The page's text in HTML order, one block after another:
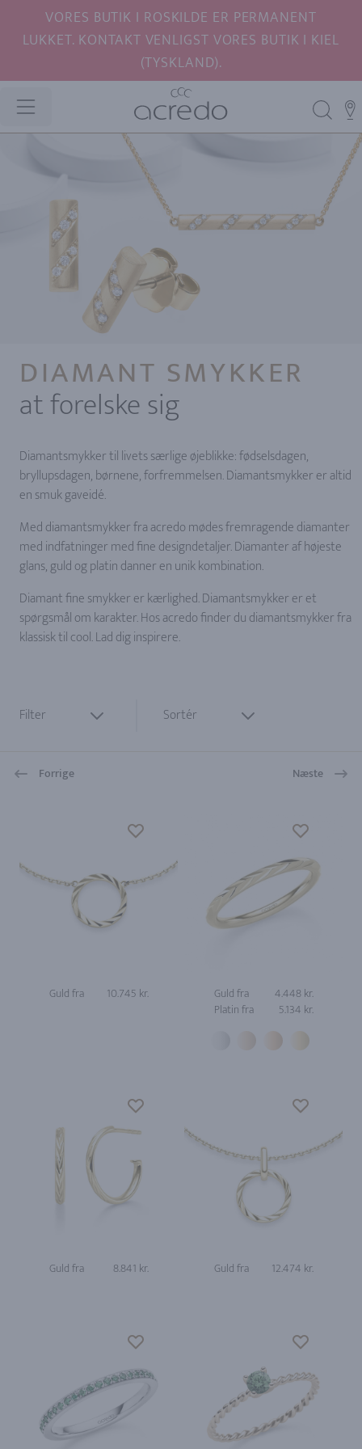
VORES BUTIK I ROSKILDE ER PERMANENT
LUKKET. KONTAKT VENLIGST VORES BUTIK I KIEL
(TYSKLAND).
DIAMANT SMYKKER
at forelske sig
Diamantsmykker til livets særlige øjeblikke: fødselsdagen,
bryllupsdagen, børnene, forfremmelsen. Diamantsmykker er altid
en smuk gaveidé.
Med diamantsmykker fra acredo mødes fremragende diamanter
med indfatninger med fine designdetaljer. Diamanter af højeste
glans, guld og platin danner en unik kombination.
Diamant fine smykker er kærlighed. Diamantsmykker er et
spørgsmål om karakter. Hos acredo finder du diamantsmykker fra
klassisk til cool. Lad dig inspirere.
Filter Sortér
Forrige Næste
Guld fra 10.745 kr. Guld fra
4.448 kr.
Platin fra
5.134 kr.
Guld fra 8.841 kr. Guld fra 12.474 kr.